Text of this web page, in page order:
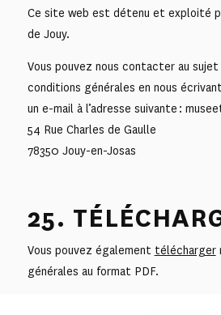
Ce site web est détenu et exploité
de Jouy.
Vous pouvez nous contacter au
conditions générales en nous
un e-mail à l’adresse suivante :
54 Rue Charles de Gaulle
78350 Jouy-en-Josas
25.
Vous pouvez également télécharger
générales au format PDF.